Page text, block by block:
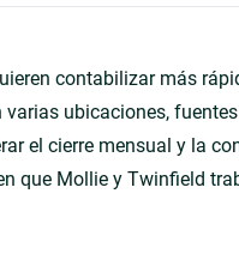
contabilizar más
varias ubicaciones,
el cierre mensual y la
que Mollie y Twinfield